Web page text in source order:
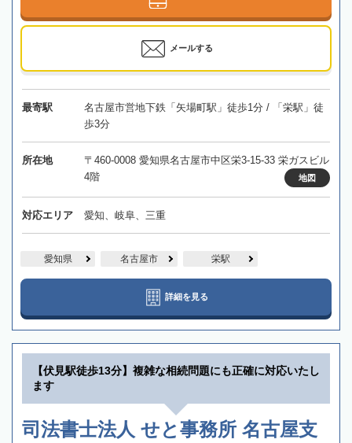
メールする
最寄駅
名古屋市営地下鉄「矢場町駅」徒歩1分 / 「栄駅」徒
歩3分
所在地
〒460-0008 愛知県名古屋市中区栄3-15-33 栄ガスビル
4階
地図
対応エリア 愛知、岐阜、三重
愛知県 名古屋市 栄駅
詳細を見る
【伏見駅徒歩13分】複雑な相続問題にも正確に対応いたし
ます
司法書士法人 せと事務所 名古屋支